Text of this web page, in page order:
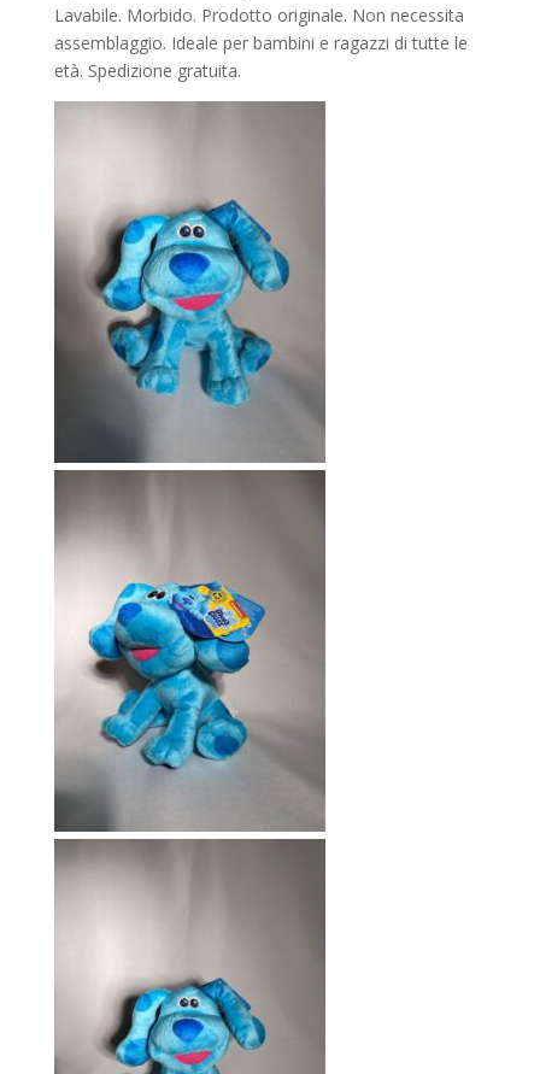
Lavabile. Morbido. Prodotto originale. Non necessita
assemblaggio. Ideale per bambini e ragazzi di tutte le
età. Spedizione gratuita.